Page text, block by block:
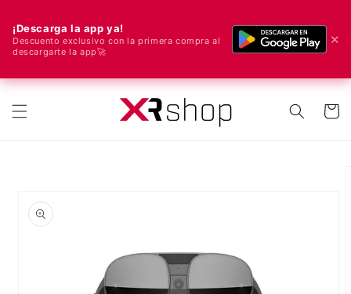
¡Descarga la app ya!
Descuento exclusivo con la primera compra al
descargarte la app🚀
✕
🌍 ¡Enviamos a todo el mundo! 🚀📦
Carrito